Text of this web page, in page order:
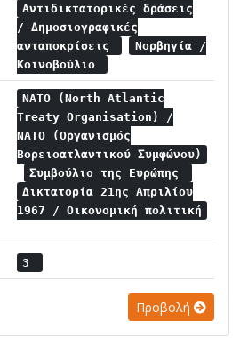
Αντιδικτατορικές δράσεις
/ Δημοσιογραφικές
ανταποκρίσεις
Νορβηγία /
Κοινοβούλιο
NATO (North Atlantic
Treaty Organisation) /
NATO (Οργανισμός
Βορειοατλαντικού Συμφώνου)
Συμβούλιο της Ευρώπης
Δικτατορία 21ης Απριλίου
1967 / Οικονομική πολιτική
3
Προβολή